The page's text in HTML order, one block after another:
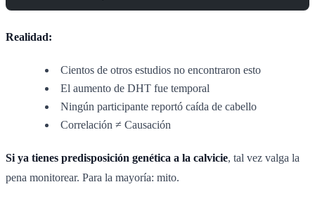
Realidad:
Cientos de otros estudios no encontraron esto
El aumento de DHT fue temporal
Ningún participante reportó caída de cabello
Correlación ≠ Causación
Si ya tienes predisposición genética a la calvicie, tal vez valga la
pena monitorear. Para la mayoría: mito.